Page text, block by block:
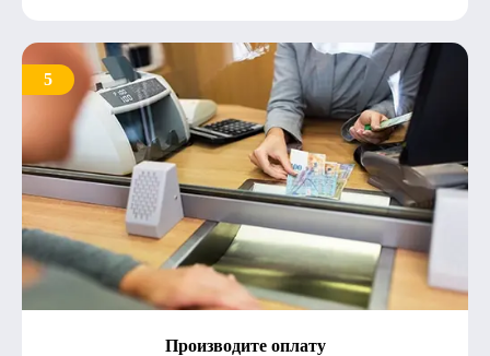
5
Производите оплату